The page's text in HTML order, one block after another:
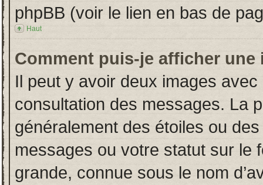
phpBB (voir le lien en bas de
Haut
Comment puis-je afficher une
Il peut y avoir deux images
consultation des messages. La
généralement des étoiles ou
messages ou votre statut sur le
grande, connue sous le nom